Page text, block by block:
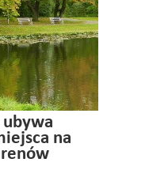
na